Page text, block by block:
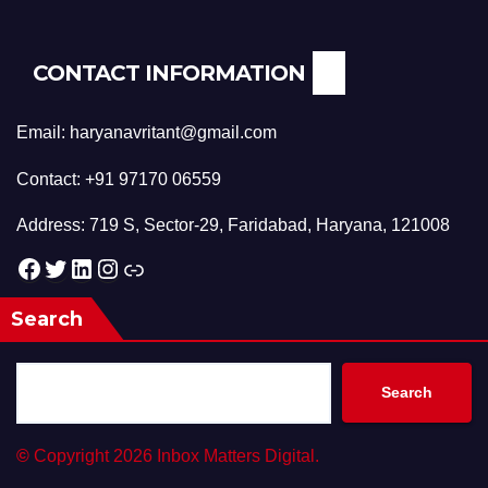
CONTACT INFORMATION
Email: haryanavritant@gmail.com
Contact: +91 97170 06559
Address: 719 S, Sector-29, Faridabad, Haryana, 121008
Facebook Twitter LinkedIn Instagram Link
Search
Search
© Copyright 2026 Inbox Matters Digital.